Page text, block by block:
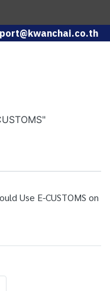
Use E-CUSTOMS on